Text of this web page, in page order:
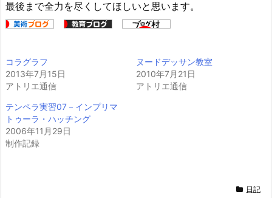
最後まで全力を尽くしてほしいと思います。
コラグラフ
2013年7月15日
アトリエ通信
ヌードデッサン教室
2010年7月21日
アトリエ通信
テンペラ実習07－インプリマ
トゥーラ・ハッチング
2006年11月29日
制作記録
日記